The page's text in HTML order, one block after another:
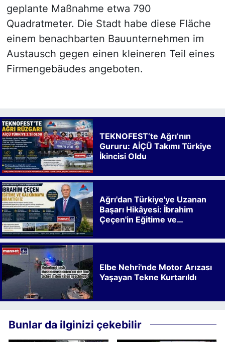
geplante Maßnahme etwa 790
Quadratmeter. Die Stadt habe diese Fläche
einem benachbarten Bauunternehmen im
Austausch gegen einen kleineren Teil eines
Firmengebäudes angeboten.
TEKNOFEST’te Ağrı’nın
Gururu: AİÇÜ Takımı Türkiye
İkincisi Oldu
Ağrı'dan Türkiye'ye Uzanan
Başarı Hikâyesi: İbrahim
Çeçen'in Eğitime ve
Elbe Nehri'nde Motor Arızası
Yaşayan Tekne Kurtarıldı
Bunlar da ilginizi çekebilir